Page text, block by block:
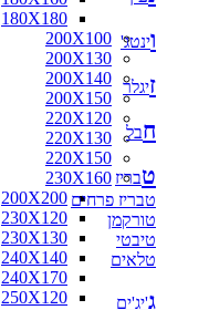
180X180
200X100
200X130
200X140
200X150
220X120
220X130
220X150
230X160
200X200
230X120
230X130
240X140
240X170
250X120
וינטג'
זיגלר
חבל
טבריז
טבריז פרחים
טורקמן
טיבטי
טלאים
ג'יג'ים